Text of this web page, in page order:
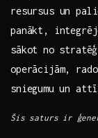
resursus un
panākt,
sākot⁢ no
operācijām,
sniegumu ⁢un
Šis saturs‌ ir